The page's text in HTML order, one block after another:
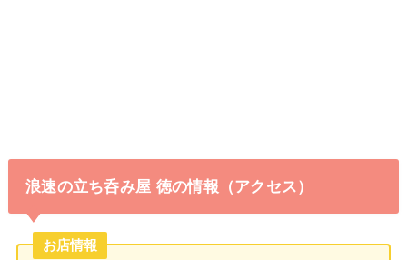
浪速の立ち呑み屋 徳の情報（アクセス）
お店情報